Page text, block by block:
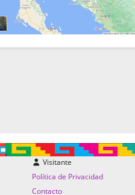
Visitante
Política de Privacidad
Contacto